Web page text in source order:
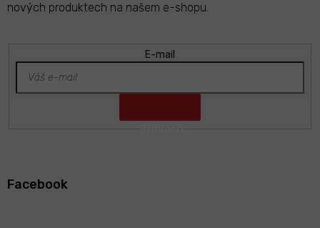
nových produktech na našem e-shopu.
E-mail
Facebook